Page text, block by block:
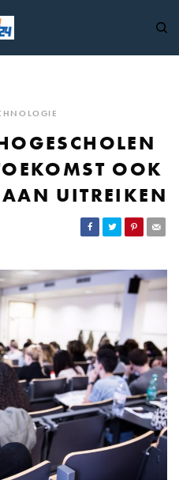
OOK
UITREIKEN